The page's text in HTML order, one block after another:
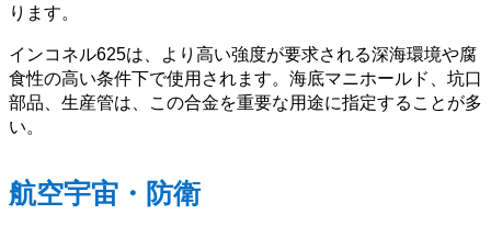
ります。
インコネル625は、より高い強度が要求される深海環境や腐
食性の高い条件下で使用されます。海底マニホールド、坑口
部品、生産管は、この合金を重要な用途に指定することが多
い。
航空宇宙・防衛